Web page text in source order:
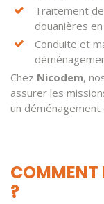
Traitement
douanières
Conduite et
Chez Nicodem,
assurer les
un
COMMENT
?